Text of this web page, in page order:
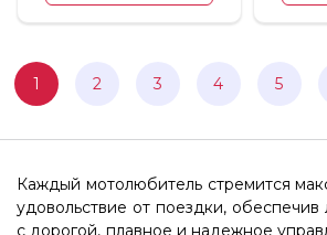
1 2 3 4 5
Каждый мотолюбитель стремится
удовольствие от поездки,
с дорогой, плавное и надежное